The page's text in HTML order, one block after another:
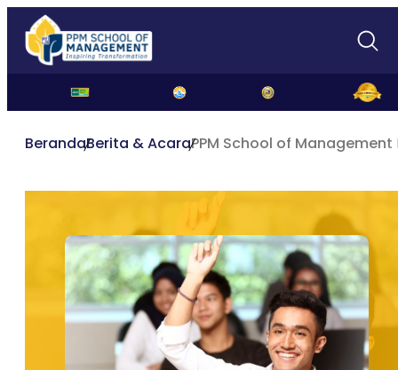
BerandaBerita & AcaraPPM School of